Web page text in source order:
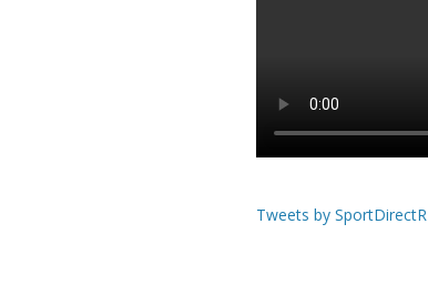
Tweets by SportDirectR